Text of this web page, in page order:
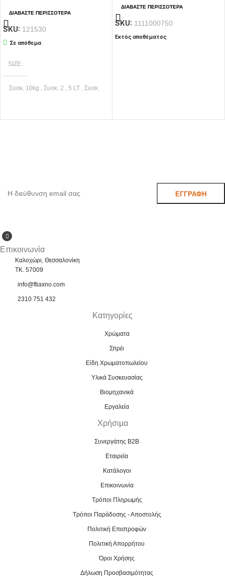
ΔΙΑΒΆΣΤΕ ΠΕΡΙΣΣΌΤΕΡΑ
SKU: 121530
Σε απόθεμα
SIZE
Συσκ. 10kg , Συσκ. 2 , 5 LT , Συσκ.
ΔΙΑΒΆΣΤΕ ΠΕΡΙΣΣΌΤΕΡΑ
SKU: 1111000750
Εκτός αποθέματος
Επικοινωνία
Καλοχώρι, Θεσσαλονίκη
TK. 57009
info@ftiaxno.com
2310 751 432
Κατηγορίες
Χρώματα
Σπρέι
Είδη Χρωματοπωλείου
Υλικά Συσκευασίας
Βιομηχανικά
Εργαλεία
Χρήσιμα
Συνεργάτης B2B
Εταιρεία
Κατάλογοι
Επικοινωνία
Τρόποι Πληρωμής
Τρόποι Παράδοσης - Αποστολής
Πολιτική Επιστροφών
Πολιτική Απορρήτου
Όροι Χρήσης
Δήλωση Προσβασιμότητας